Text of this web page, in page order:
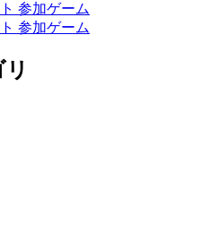
参加ゲーム
参加ゲーム